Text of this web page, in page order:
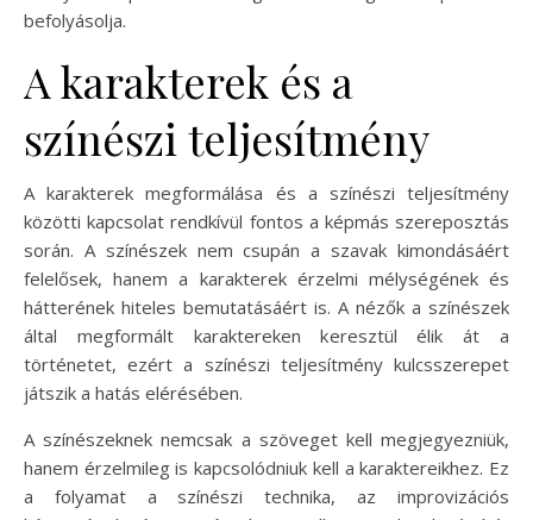
befolyásolja.
A karakterek és a
színészi teljesítmény
A karakterek megformálása és a színészi teljesítmény
közötti kapcsolat rendkívül fontos a képmás szereposztás
során. A színészek nem csupán a szavak kimondásáért
felelősek, hanem a karakterek érzelmi mélységének és
hátterének hiteles bemutatásáért is. A nézők a színészek
által megformált karaktereken keresztül élik át a
történetet, ezért a színészi teljesítmény kulcsszerepet
játszik a hatás elérésében.
A színészeknek nemcsak a szöveget kell megjegyezniük,
hanem érzelmileg is kapcsolódniuk kell a karaktereikhez. Ez
a folyamat a színészi technika, az improvizációs